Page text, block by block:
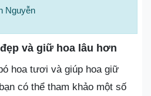
Nguyễn
và giữ hoa lâu hơn
hoa tươi và giúp hoa giữ
có thể tham khảo một số